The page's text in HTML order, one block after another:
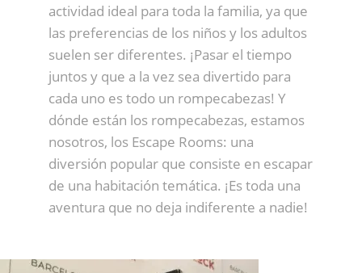
actividad ideal para toda la familia, ya que
las preferencias de los niños y los adultos
suelen ser diferentes. ¡Pasar el tiempo
juntos y que a la vez sea divertido para
cada uno es todo un rompecabezas! Y
dónde están los rompecabezas, estamos
nosotros, los Escape Rooms: una
diversión popular que consiste en escapar
de una habitación temática. ¡Es toda una
aventura que no deja indiferente a nadie!